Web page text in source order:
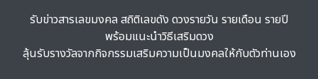
รับข่าวสารเลขมงคล สถิติเลขดัง ดวงรายวัน รายเดือน รายปี
พร้อมแนะนำวิธีเสริมดวง
ลุ้นรับรางวัลจากกิจกรรมเสริมความเป็นมงคลให้กับตัวท่านเอง